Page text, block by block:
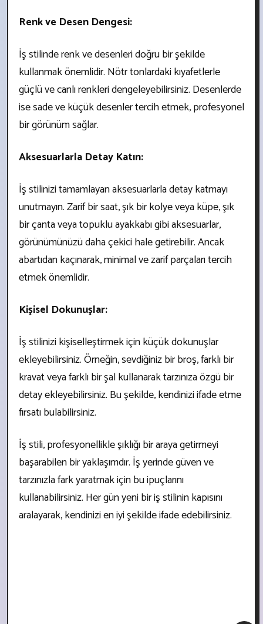
Renk ve Desen Dengesi:
İş stilinde renk ve desenleri doğru bir şekilde
kullanmak önemlidir. Nötr tonlardaki kıyafetlerle
güçlü ve canlı renkleri dengeleyebilirsiniz. Desenlerde
ise sade ve küçük desenler tercih etmek, profesyonel
bir görünüm sağlar.
Aksesuarlarla Detay Katın:
İş stilinizi tamamlayan aksesuarlarla detay katmayı
unutmayın. Zarif bir saat, şık bir kolye veya küpe, şık
bir çanta veya topuklu ayakkabı gibi aksesuarlar,
görünümünüzü daha çekici hale getirebilir. Ancak
abartıdan kaçınarak, minimal ve zarif parçaları tercih
etmek önemlidir.
Kişisel Dokunuşlar:
İş stilinizi kişiselleştirmek için küçük dokunuşlar
ekleyebilirsiniz. Örneğin, sevdiğiniz bir broş, farklı bir
kravat veya farklı bir şal kullanarak tarzınıza özgü bir
detay ekleyebilirsiniz. Bu şekilde, kendinizi ifade etme
fırsatı bulabilirsiniz.
İş stili, profesyonellikle şıklığı bir araya getirmeyi
başarabilen bir yaklaşımdır. İş yerinde güven ve
tarzınızla fark yaratmak için bu ipuçlarını
kullanabilirsiniz. Her gün yeni bir iş stilinin kapısını
aralayarak, kendinizi en iyi şekilde ifade edebilirsiniz.